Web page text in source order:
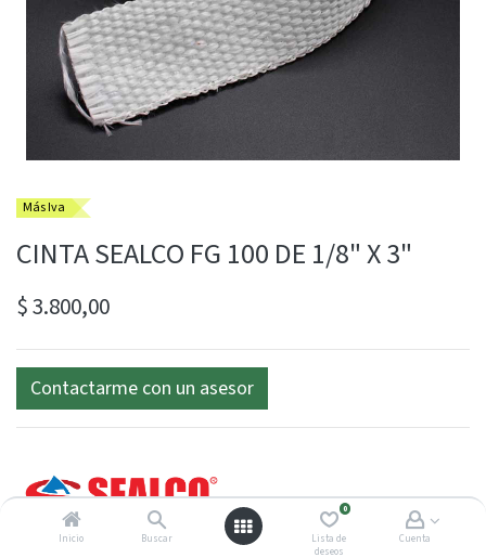
Inicio Buscar
0
Lista de
deseos
Cuenta
Más Iva
CINTA SEALCO FG 100 DE 1/8" X 3"
$3.800,00
Contactarme con un asesor